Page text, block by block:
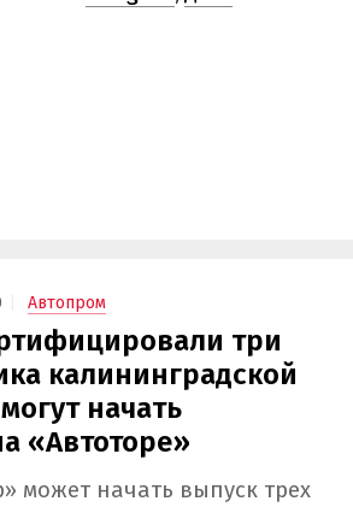
Автопром
три
калининградской
начать
«Автоторе»
может начать выпуск трех